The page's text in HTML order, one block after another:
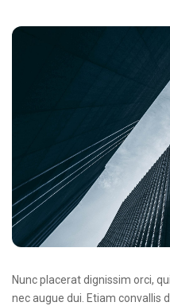
Nunc placerat dignissim orci,
nec augue dui. Etiam convallis